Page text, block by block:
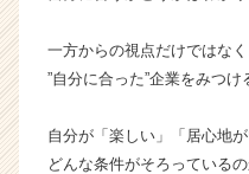
一方からの視点だけではな
”自分に合った”企業をみつけ
自分が「楽しい」「居心地
どんな条件がそろっている